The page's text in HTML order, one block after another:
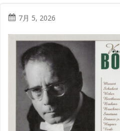
7月 5, 2026